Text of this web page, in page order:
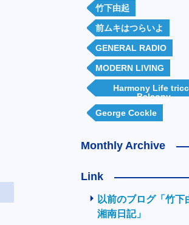
竹下由起
前ムキはつらいよ
GENERAL RADIO
MODERN LIVING
Harmony Life
Balcony
George Cockle
Monthly Archive
Link
以前のブログ「竹下
湘南日記」